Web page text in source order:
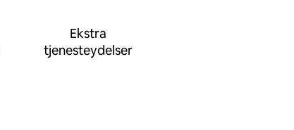
Ekstra
tjenesteydelser